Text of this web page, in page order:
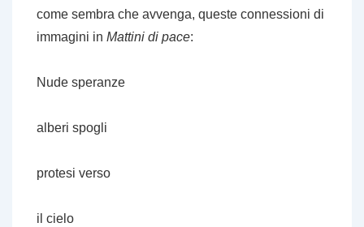
come sembra che avvenga, queste connessioni di
immagini in Mattini di pace:
Nude speranze
alberi spogli
protesi verso
il cielo